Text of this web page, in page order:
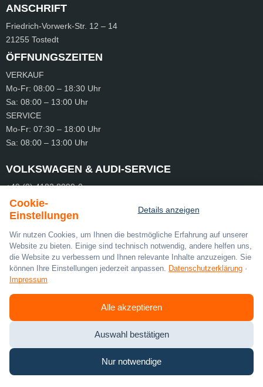
ANSCHRIFT
Friedrich-Vorwerk-Str. 12 – 14
21255 Tostedt
ÖFFNUNGSZEITEN
VERKAUF
Mo-Fr: 08:00 – 18:30 Uhr
Sa: 08:00 – 13:00 Uhr
SERVICE
Mo-Fr: 07:30 – 18:00 Uhr
Sa: 08:00 – 13:00 Uhr
VOLKSWAGEN & AUDI-SERVICE
+49 (0) 4182 8099-0
+49 (0) 4182 8099-20
info@meyer-tostedt.de
SKODA
+49 (0) 4182 80880-0
+49 (0) 4182 80880-29
info@meyer-tostedt.de
Cookie-
Einstellungen
Details anzeigen
Wir nutzen Cookies, um Ihnen die bestmögliche Erfahrung auf unserer
Website zu bieten. Einige sind technisch notwendig, andere helfen uns,
die Website zu verbessern und Ihnen relevante Inhalte anzuzeigen. Sie
können Ihre Einstellungen jederzeit anpassen. Datenschutzerklärung ·
Impressum
Alle akzeptieren
Auswahl bestätigen
Nur notwendige